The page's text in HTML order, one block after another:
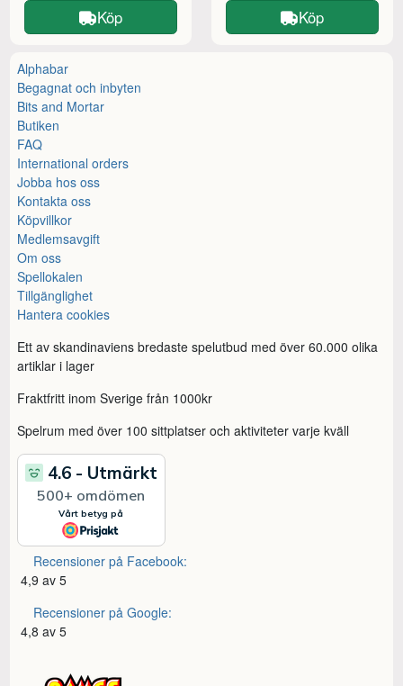
Köp Köp
Alphabar
Begagnat och inbyten
Bits and Mortar
Butiken
FAQ
International orders
Jobba hos oss
Kontakta oss
Köpvillkor
Medlemsavgift
Om oss
Spellokalen
Tillgänglighet
Hantera cookies
Ett av skandinaviens bredaste spelutbud med över 60.000 olika
artiklar i lager
Fraktfritt inom Sverige från 1000kr
Spelrum med över 100 sittplatser och aktiviteter varje kväll
Recensioner på Facebook:
4,9 av 5
Recensioner på Google:
4,8 av 5